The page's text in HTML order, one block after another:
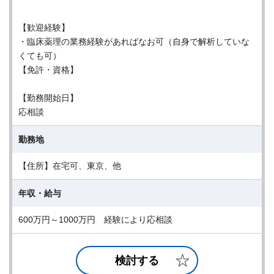
【歓迎経験】
・臨床薬理の業務経験があればなお可（自身で解析していな
くても可）
【免許・資格】
【勤務開始日】
応相談
勤務地
【住所】在宅可、東京、他
年収・給与
600万円～1000万円 経験により応相談
検討する